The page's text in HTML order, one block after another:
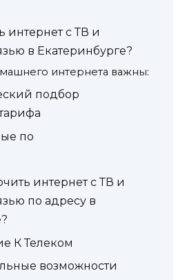
интернет с ТВ и
в Екатеринбурге?
интернета важны:
подбор
по
интернет с ТВ и
по адресу в
К Телеком
возможности